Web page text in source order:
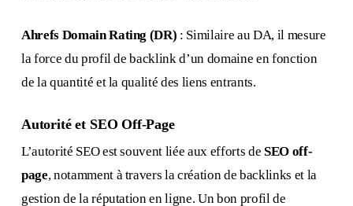
Ahrefs Domain Rating (DR) : Similaire au DA, il mesure
la force du profil de backlink d’un domaine en fonction
de la quantité et la qualité des liens entrants.
Autorité et SEO Off-Page
L’autorité SEO est souvent liée aux efforts de SEO off-
page, notamment à travers la création de backlinks et la
gestion de la réputation en ligne. Un bon profil de